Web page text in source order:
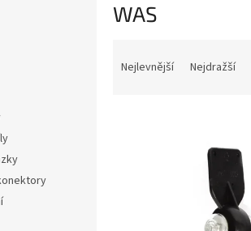
WAS
Nejlevnější Nejdražší